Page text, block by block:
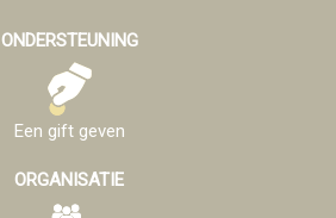
ONDERSTEUNING
Een gift geven
ORGANISATIE